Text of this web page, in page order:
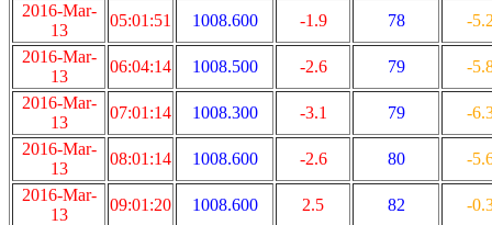
2016-Mar-
13
05:01:51 1008.600 -1.9 78
-
2016-Mar-
13
06:04:14 1008.500 -2.6 79
-
2016-Mar-
13
07:01:14 1008.300 -3.1 79
-
2016-Mar-
13
08:01:14 1008.600 -2.6 80
-
2016-Mar-
13
09:01:20 1008.600 2.5 82
-